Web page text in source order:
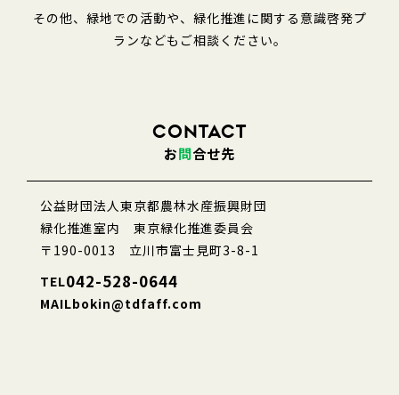
その他、緑地での活動や、緑化推進に関する意識啓発プ
ランなどもご相談ください。
CONTACT
お問合せ先
公益財団法人東京都農林水産振興財団
緑化推進室内 東京緑化推進委員会
〒190-0013 立川市富士見町3-8-1
TEL042-528-0644
MAILbokin@tdfaff.com